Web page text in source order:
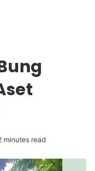
minutes read